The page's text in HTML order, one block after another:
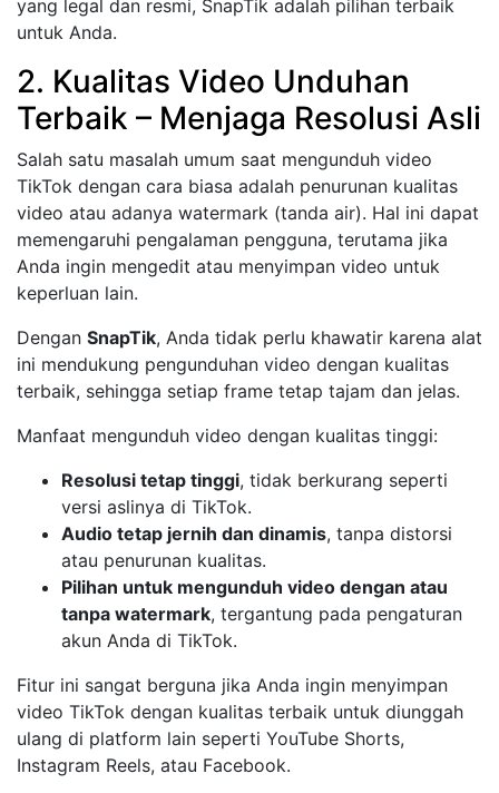
yang legal dan resmi, SnapTik adalah pilihan terbaik
untuk Anda.
2. Kualitas Video Unduhan
Terbaik – Menjaga Resolusi Asli
Salah satu masalah umum saat mengunduh video
TikTok dengan cara biasa adalah penurunan kualitas
video atau adanya watermark (tanda air). Hal ini dapat
memengaruhi pengalaman pengguna, terutama jika
Anda ingin mengedit atau menyimpan video untuk
keperluan lain.
Dengan SnapTik, Anda tidak perlu khawatir karena alat
ini mendukung pengunduhan video dengan kualitas
terbaik, sehingga setiap frame tetap tajam dan jelas.
Manfaat mengunduh video dengan kualitas tinggi:
Resolusi tetap tinggi, tidak berkurang seperti
versi aslinya di TikTok.
Audio tetap jernih dan dinamis, tanpa distorsi
atau penurunan kualitas.
Pilihan untuk mengunduh video dengan atau
tanpa watermark, tergantung pada pengaturan
akun Anda di TikTok.
Fitur ini sangat berguna jika Anda ingin menyimpan
video TikTok dengan kualitas terbaik untuk diunggah
ulang di platform lain seperti YouTube Shorts,
Instagram Reels, atau Facebook.